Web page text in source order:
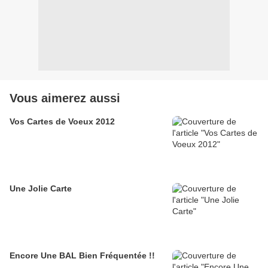
Vous aimerez aussi
Vos Cartes de Voeux 2012
Une Jolie Carte
Encore Une BAL Bien Fréquentée !!